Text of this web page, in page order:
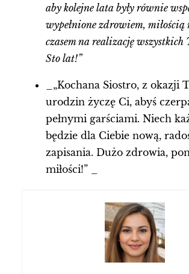
aby kolejne lata były równie
wypełnione zdrowiem,
czasem na realizację wszystkich
Sto lat!”
_„Kochana Siostro, z okazji
urodzin życzę Ci, abyś
pełnymi garściami. Niech
będzie dla Ciebie nową,
zapisania. Dużo zdrowia,
miłości!” _